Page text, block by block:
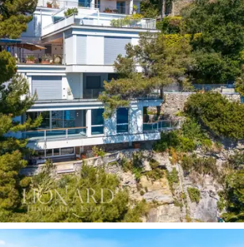
сад с бассейном и зоной для
ощущение уединения и
сил. Крытая терраса служит
гостиной — это
парящее над морем, идеально
покоя или светских вечеров
с плавными переходами и
характеристики превращает
привилегированную точку обзора.